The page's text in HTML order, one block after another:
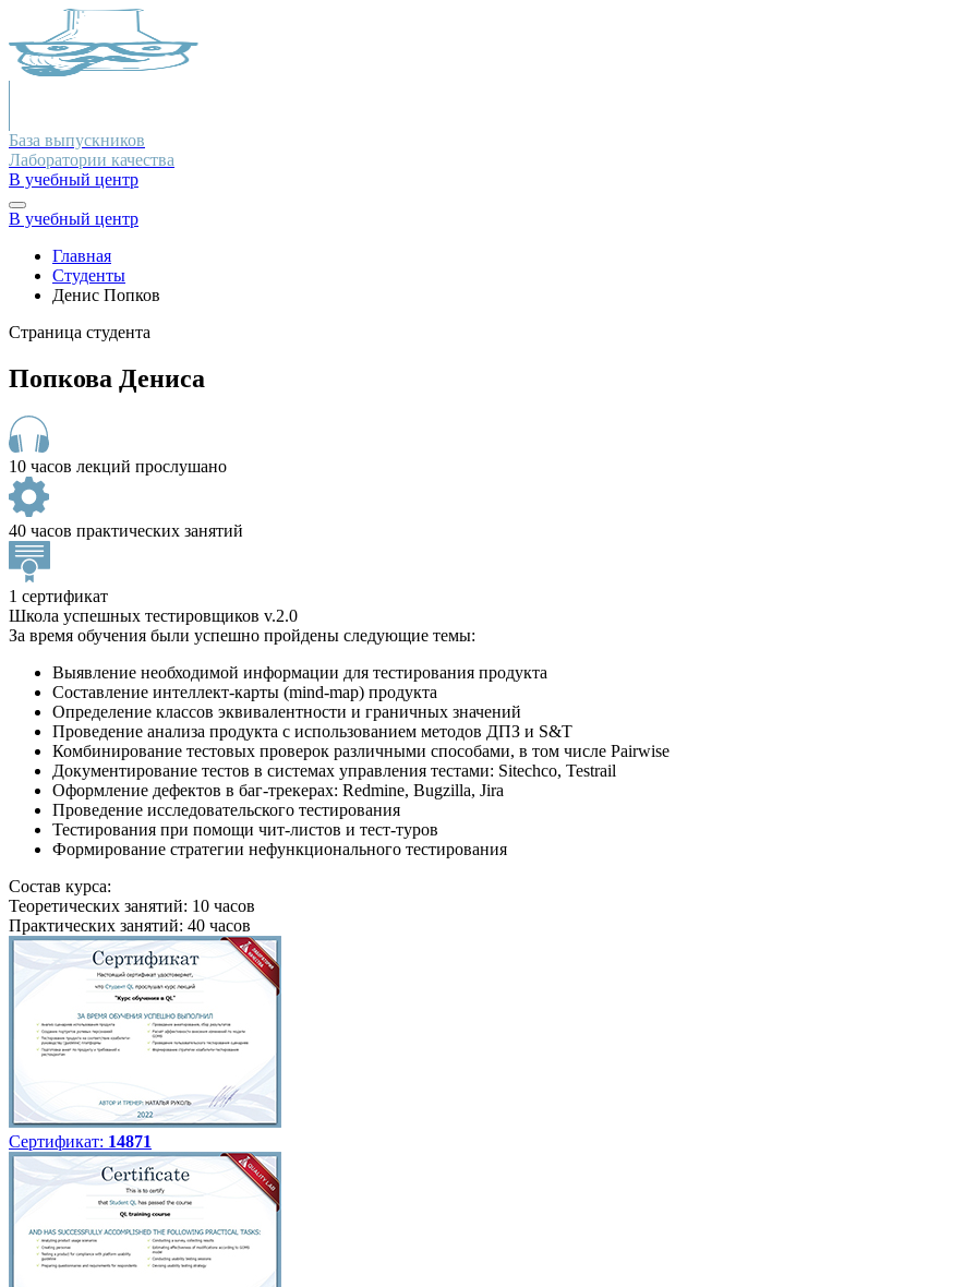
База выпускников
Лаборатории качества
В учебный центр
В учебный центр
Главная
Студенты
Денис Попков
Страница студента
Попкова Дениса
10 часов лекций прослушано
40 часов практических занятий
1 сертификат
Школа успешных тестировщиков v.2.0
За время обучения были успешно пройдены следующие темы:
Выявление необходимой информации для тестирования продукта
Составление интеллект-карты (mind-map) продукта
Определение классов эквивалентности и граничных значений
Проведение анализа продукта с использованием методов ДПЗ и S&T
Комбинирование тестовых проверок различными способами, в том числе Pairwise
Документирование тестов в системах управления тестами: Sitechсo, Testrail
Оформление дефектов в баг-трекерах: Redmine, Bugzilla, Jira
Проведение исследовательского тестирования
Тестирования при помощи чит-листов и тест-туров
Формирование стратегии нефункционального тестирования
Состав курса:
Теоретических занятий: 10 часов
Практических занятий: 40 часов
Сертификат: 14871